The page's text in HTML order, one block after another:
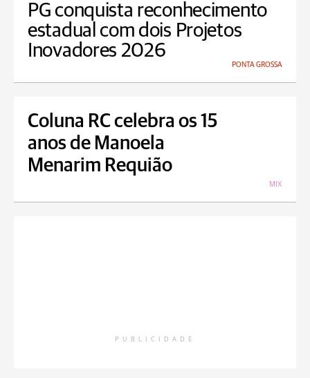
PG conquista reconhecimento
estadual com dois Projetos
Inovadores 2026
PONTA GROSSA
Coluna RC celebra os 15
anos de Manoela
Menarim Requião
MIX
PUBLICIDADE